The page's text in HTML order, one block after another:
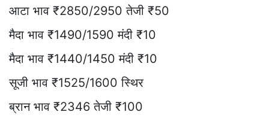
आटा भाव ₹2850/2950 तेजी ₹50
मैदा भाव ₹1490/1590 मंदी ₹10
मैदा भाव ₹1440/1450 मंदी ₹10
सूजी भाव ₹1525/1600 स्थिर
ब्रान भाव ₹2346 तेजी ₹100